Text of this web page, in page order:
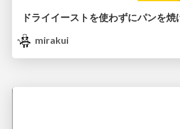
mirakui